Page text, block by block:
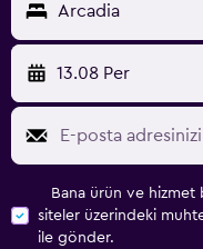
Arcadia
13.08 Per
Bana ürün ve hizmet
siteler üzerindeki
ile gönder.